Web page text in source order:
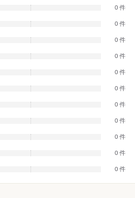
0
0
0
0
0
0
0
0
0
0
0